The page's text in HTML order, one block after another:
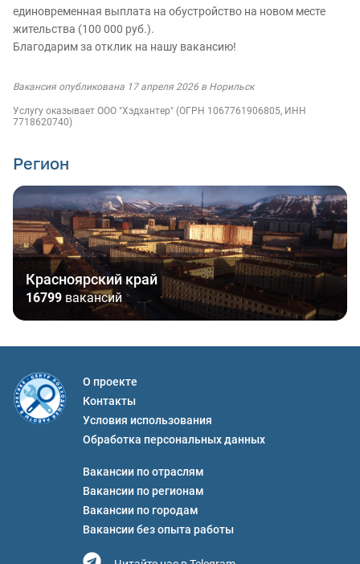
единовременная выплата на обустройство на новом месте
жительства (100 000 руб.).
Благодарим за отклик на нашу вакансию!
Вакансия опубликована 17 апреля 2026 в Норильск
Услугу оказывает ООО "Хэдхантер" (ОГРН 1067761906805, ИНН
7718620740)
Регион
Красноярский край
16799 вакансий
О проекте
Контакты
Условия использования
Обработка персональных данных
Вакансии по отраслям
Вакансии по регионам
Вакансии по городам
Вакансии без опыта работы